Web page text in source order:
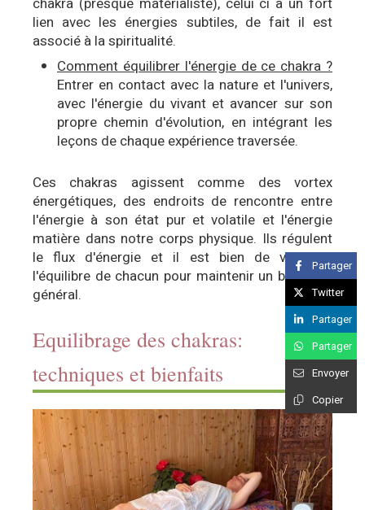
lien avec les énergies subtiles, de fait il est
associé à la spiritualité.
Comment équilibrer l'énergie de ce chakra ?
Entrer en contact avec la nature et l'univers,
avec l'énergie du vivant et avancer sur son
propre chemin d'évolution, en intégrant les
leçons de chaque expérience traversée.
Ces chakras agissent comme des vortex
énergétiques, des endroits de rencontre entre
l'énergie à son état pur et volatile et l'énergie
matière dans notre corps physique. Ils régulent
le flux d'énergie et il est bien de veiller à
l'équilibre de chacun pour maintenir un bien-être
général.
Equilibrage des chakras:
techniques et bienfaits
Partager
Twitter
Partager
Partager
Envoyer
Copier